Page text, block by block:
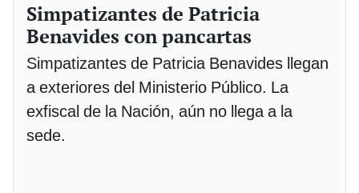
Simpatizantes de Patricia
Benavides con pancartas
Simpatizantes de Patricia Benavides llegan
a exteriores del Ministerio Público. La
exfiscal de la Nación, aún no llega a la
sede.